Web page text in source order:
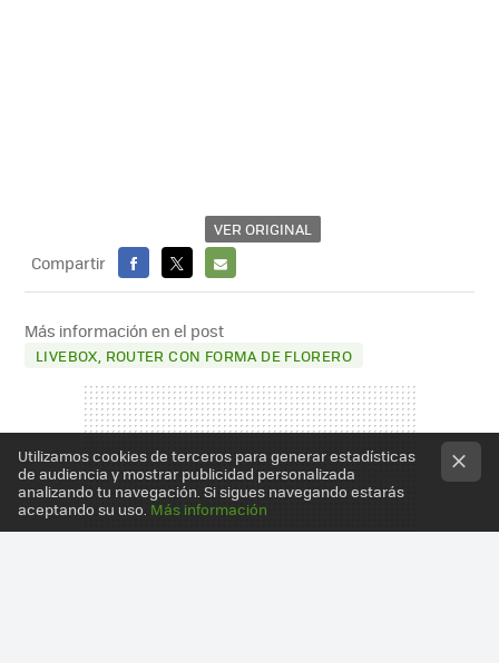
VER ORIGINAL
Compartir
FACEBOOK
X
E-
MAIL
Más información en el post
LIVEBOX, ROUTER CON FORMA DE FLORERO
Utilizamos cookies de terceros para generar estadísticas
de audiencia y mostrar publicidad personalizada
analizando tu navegación. Si sigues navegando estarás
aceptando su uso. Más información